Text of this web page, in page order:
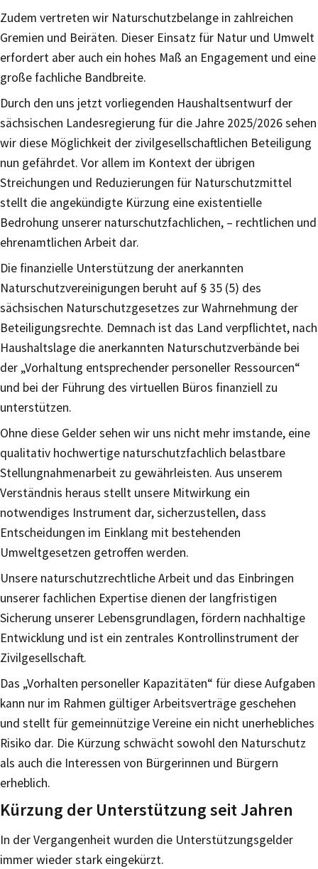
Zudem vertreten wir Naturschutzbelange in zahlreichen
Gremien und Beiräten. Dieser Einsatz für Natur und Umwelt
erfordert aber auch ein hohes Maß an Engagement und eine
große fachliche Bandbreite.
Durch den uns jetzt vorliegenden Haushaltsentwurf der
sächsischen Landesregierung für die Jahre 2025/2026 sehen
wir diese Möglichkeit der zivilgesellschaftlichen Beteiligung
nun gefährdet. Vor allem im Kontext der übrigen
Streichungen und Reduzierungen für Naturschutzmittel
stellt die angekündigte Kürzung eine existentielle
Bedrohung unserer naturschutzfachlichen, – rechtlichen und
ehrenamtlichen Arbeit dar.
Die finanzielle Unterstützung der anerkannten
Naturschutzvereinigungen beruht auf § 35 (5) des
sächsischen Naturschutzgesetzes zur Wahrnehmung der
Beteiligungsrechte. Demnach ist das Land verpflichtet, nach
Haushaltslage die anerkannten Naturschutzverbände bei
der „Vorhaltung entsprechender personeller Ressourcen“
und bei der Führung des virtuellen Büros finanziell zu
unterstützen.
Ohne diese Gelder sehen wir uns nicht mehr imstande, eine
qualitativ hochwertige naturschutzfachlich belastbare
Stellungnahmenarbeit zu gewährleisten. Aus unserem
Verständnis heraus stellt unsere Mitwirkung ein
notwendiges Instrument dar, sicherzustellen, dass
Entscheidungen im Einklang mit bestehenden
Umweltgesetzen getroffen werden.
Unsere naturschutzrechtliche Arbeit und das Einbringen
unserer fachlichen Expertise dienen der langfristigen
Sicherung unserer Lebensgrundlagen, fördern nachhaltige
Entwicklung und ist ein zentrales Kontrollinstrument der
Zivilgesellschaft.
Das „Vorhalten personeller Kapazitäten“ für diese Aufgaben
kann nur im Rahmen gültiger Arbeitsverträge geschehen
und stellt für gemeinnützige Vereine ein nicht unerhebliches
Risiko dar. Die Kürzung schwächt sowohl den Naturschutz
als auch die Interessen von Bürgerinnen und Bürgern
erheblich.
Kürzung der Unterstützung seit Jahren
In der Vergangenheit wurden die Unterstützungsgelder
immer wieder stark eingekürzt.